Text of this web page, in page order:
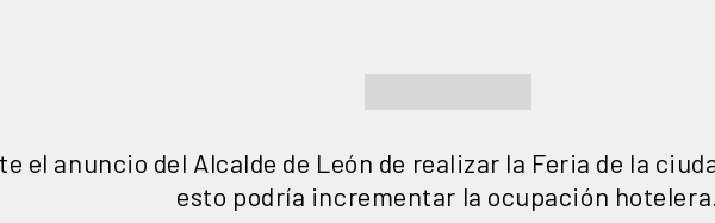
el anuncio del Alcalde de León de realizar la Feria de la
esto podría incrementar la ocupación